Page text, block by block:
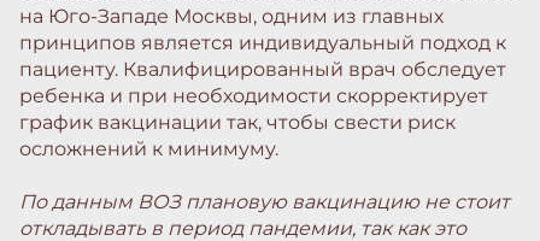
на Юго-Западе Москвы, одним из главных
принципов является индивидуальный подход к
пациенту. Квалифицированный врач обследует
ребенка и при необходимости скорректирует
график вакцинации так, чтобы свести риск
осложнений к минимуму.
По данным ВОЗ плановую вакцинацию не стоит
откладывать в период пандемии, так как это